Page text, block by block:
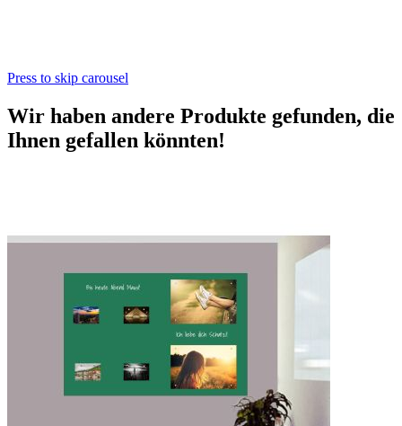
Press to skip carousel
Wir haben andere Produkte gefunden, die
Ihnen gefallen könnten!